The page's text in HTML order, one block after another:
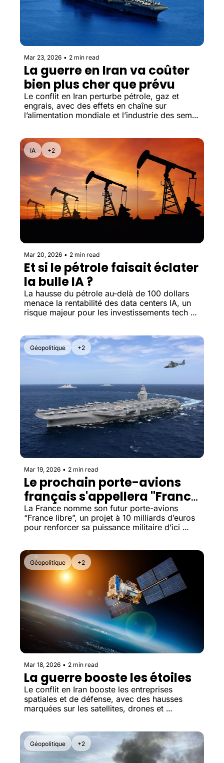
Mar 23, 2026 • 2 min read
La guerre en Iran va coûter
bien plus cher que prévu
Le conflit en Iran perturbe pétrole, gaz et
engrais, avec des effets en chaîne sur
l’alimentation mondiale et l’industrie des semi-
IA +2
Mar 20, 2026 • 2 min read
Et si le pétrole faisait éclater
la bulle IA ?
La hausse du pétrole au-delà de 100 dollars
menace la rentabilité des data centers IA, un
risque majeur pour les investissements tech et
Géopolitique +2
Mar 19, 2026 • 2 min read
Le prochain porte-avions
français s'appellera "France
libre"
La France nomme son futur porte-avions
“France libre”, un projet à 10 milliards d’euros
pour renforcer sa puissance militaire d’ici
Géopolitique +2
Mar 18, 2026 • 2 min read
La guerre booste les étoiles
Le conflit en Iran booste les entreprises
spatiales et de défense, avec des hausses
marquées sur les satellites, drones et
Géopolitique +2